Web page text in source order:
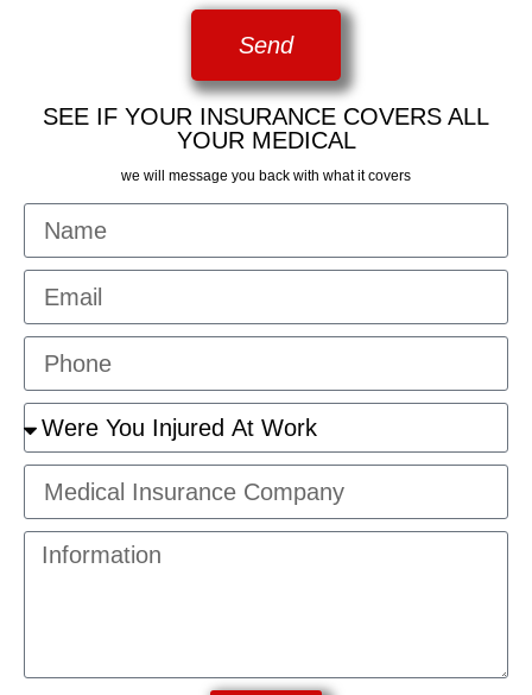
Send
SEE IF YOUR INSURANCE COVERS ALL
YOUR MEDICAL
we will message you back with what it covers